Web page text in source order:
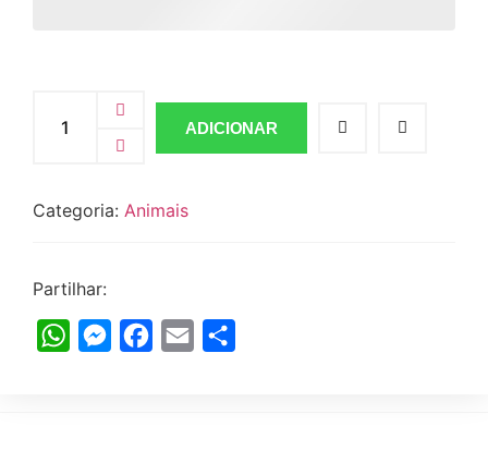
ADICIONAR
Categoria: Animais
Partilhar:
WhatsAppMessengerFacebook
Email